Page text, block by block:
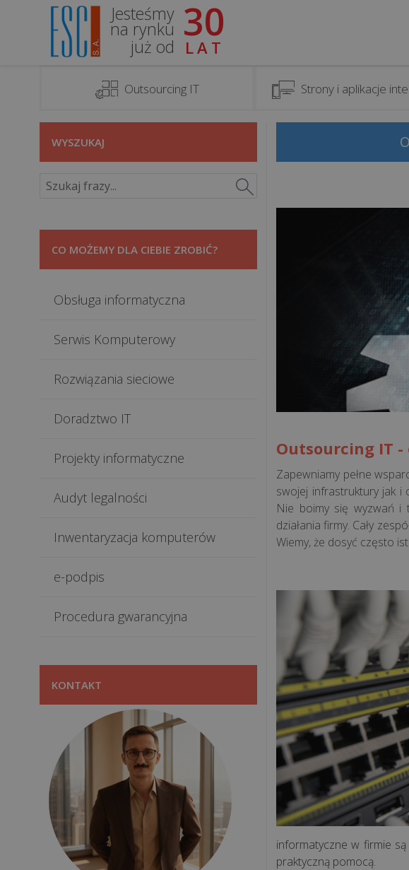
Jesteśmy
na rynku
już od
30
LAT
Outsourcing IT Strony i aplikacje
WYSZUKAJ
CO MOŻEMY DLA CIEBIE ZROBIĆ?
Obsługa informatyczna
Serwis Komputerowy
Rozwiązania sieciowe
Doradztwo IT
Projekty informatyczne
Audyt legalności
Inwentaryzacja komputerów
e-podpis
Procedura gwarancyjna
KONTAKT
Outsourcing IT
Zapewniamy pełne
swojej infrastruktury jak i
Nie boimy się wyzwań i
działania firmy. Cały
Wiemy, że dosyć często
informatyczne w firmie
praktyczną pomocą.